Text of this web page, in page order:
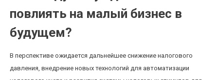
повлиять на малый бизнес в
будущем?
В перспективе ожидается дальнейшее снижение налогового
давления, внедрение новых технологий для автоматизации